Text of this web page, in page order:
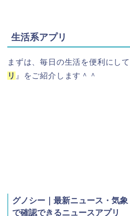
生活系アプリ
まずは、毎日の生活を便利にし
リ 』をご紹介します＾＾
グノシー｜最新ニュース・気
で確認できるニュースアプリ